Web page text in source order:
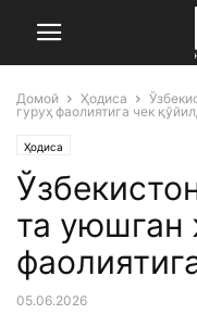
Домой Ҳодиса
гуруҳ фаолиятига чек
Ҳодиса
та уюшган
05.06.2026